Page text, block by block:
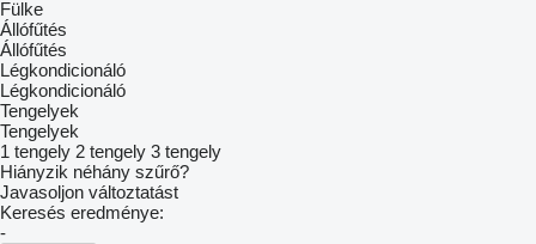
Fülke
Állófűtés
Állófűtés
Légkondicionáló
Légkondicionáló
Tengelyek
Tengelyek
1 tengely 2 tengely 3 tengely
Hiányzik néhány szűrő?
Javasoljon változtatást
Keresés eredménye:
-